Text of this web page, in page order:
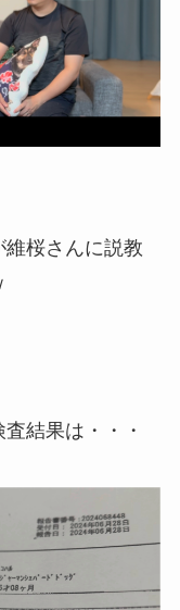
維桜さんに説教
結果は・・・